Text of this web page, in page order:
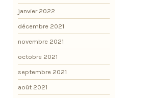
janvier 2022
décembre 2021
novembre 2021
octobre 2021
septembre 2021
août 2021